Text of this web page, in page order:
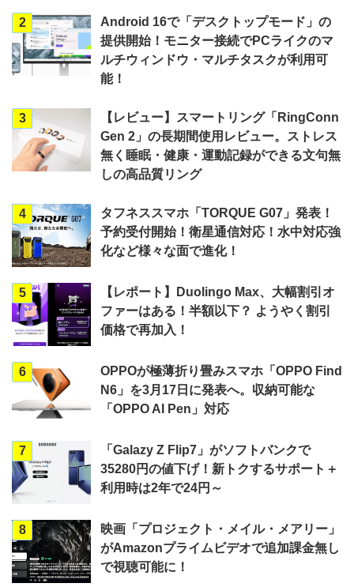
2
Android 16で「デスクトップモード」の
提供開始！モニター接続でPCライクのマ
ルチウィンドウ・マルチタスクが利用可
能！
3
【レビュー】スマートリング「RingConn
Gen 2」の長期間使用レビュー。ストレス
無く睡眠・健康・運動記録ができる文句無
しの高品質リング
4
タフネススマホ「TORQUE G07」発表！
予約受付開始！衛星通信対応！水中対応強
化など様々な面で進化！
5
【レポート】Duolingo Max、大幅割引オ
ファーはある！半額以下？ ようやく割引
価格で再加入！
6
OPPOが極薄折り畳みスマホ「OPPO Find
N6」を3月17日に発表へ。収納可能な
「OPPO AI Pen」対応
7
「Galazy Z Flip7」がソフトバンクで
35280円の値下げ！新トクするサポート＋
利用時は2年で24円～
8
映画「プロジェクト・メイル・メアリー」
がAmazonプライムビデオで追加課金無し
で視聴可能に！